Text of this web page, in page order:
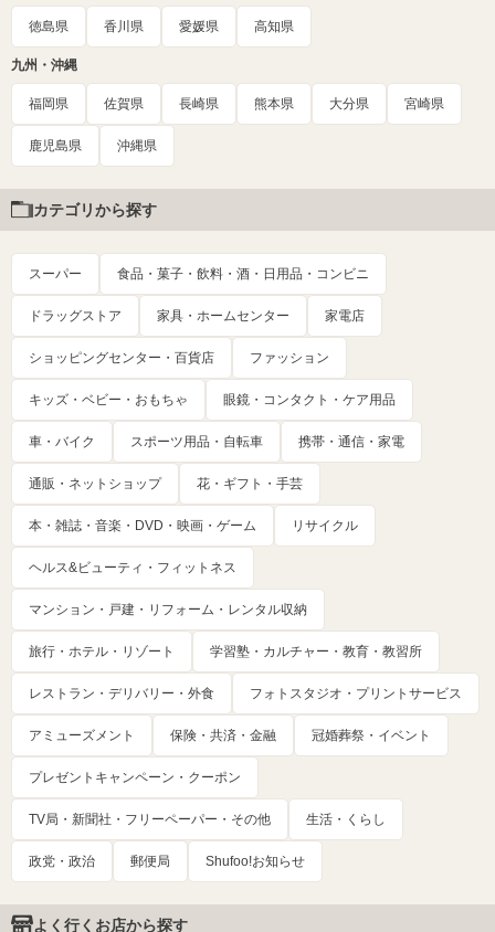
徳島県 香川県 愛媛県 高知県
九州・沖縄
福岡県 佐賀県 長崎県 熊本県 大分県 宮崎県
鹿児島県 沖縄県
カテゴリから探す
スーパー 食品・菓子・飲料・酒・日用品・コンビニ
ドラッグストア 家具・ホームセンター 家電店
ショッピングセンター・百貨店 ファッション
キッズ・ベビー・おもちゃ 眼鏡・コンタクト・ケア用品
車・バイク スポーツ用品・自転車 携帯・通信・家電
通販・ネットショップ 花・ギフト・手芸
本・雑誌・音楽・DVD・映画・ゲーム リサイクル
ヘルス&ビューティ・フィットネス
マンション・戸建・リフォーム・レンタル収納
旅行・ホテル・リゾート 学習塾・カルチャー・教育・教習所
レストラン・デリバリー・外食 フォトスタジオ・プリントサービス
アミューズメント 保険・共済・金融 冠婚葬祭・イベント
プレゼントキャンペーン・クーポン
TV局・新聞社・フリーペーパー・その他 生活・くらし
政党・政治 郵便局 Shufoo!お知らせ
よく行くお店から探す